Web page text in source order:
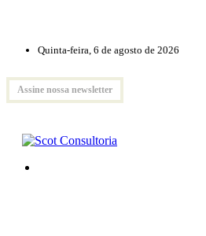
Quinta-feira, 6 de agosto de 2026
Assine nossa newsletter